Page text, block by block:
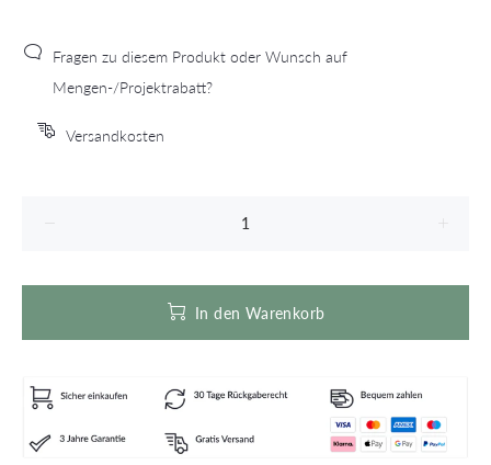
Fragen zu diesem Produkt oder Wunsch auf
Mengen-/Projektrabatt?
Versandkosten
In den Warenkorb